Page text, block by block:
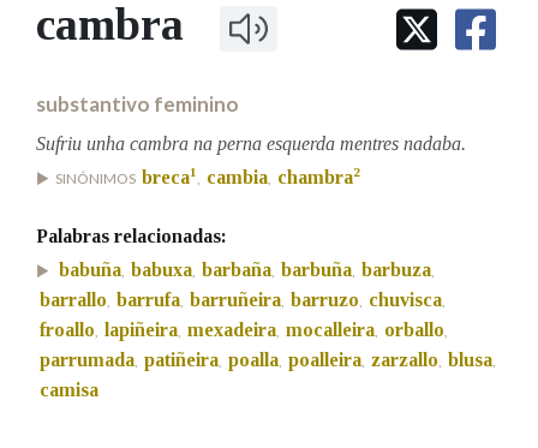
IDENTIDADE CORPORATIVA
MARCIAL DEL ADALID
FIGURAS HOMENAXEADAS
PRIMAVERA DAS LETRAS
PORTAL DAS PALABRAS
Facebook
TwitterYoutubeInstagram
Bluesky
BUSCAR NOS LEMAS
Remata por
Contén
BUSCAR NO CONTIDO
cambra
substantivo feminino
Sufriu unha cambra na perna esquerda mentres nadaba.
SINÓNIMOS breca1, cambia, chambra2
Palabras relacionadas:
babuña, babuxa, barbaña, barbuña, barbuza,
barrallo, barrufa, barruñeira, barruzo, chuvisca,
froallo, lapiñeira, mexadeira, mocalleira, orballo,
parrumada, patiñeira, poalla, poalleira, zarzallo, blusa,
camisa